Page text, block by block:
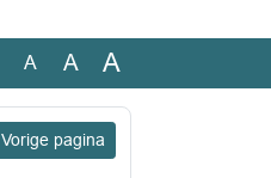
A A A
Vorige pagina